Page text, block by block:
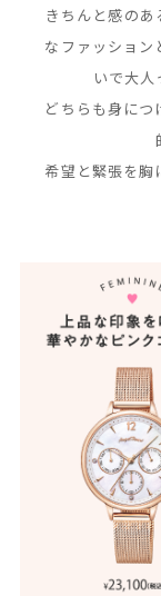
きちんと感のあ
なファッション
いで大人
どちらも身につ
希望と緊張を胸